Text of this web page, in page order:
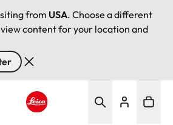
from USA. Choose a different
content for your location and